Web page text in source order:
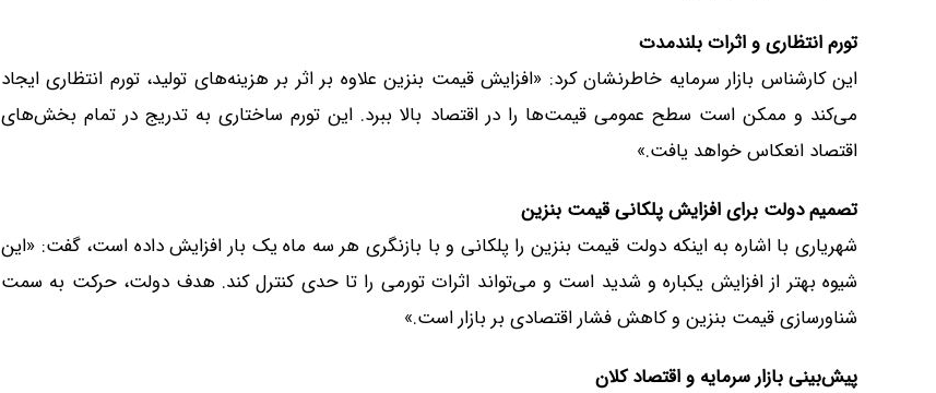
تورم انتظاری و اثرات بلندمدت
این کارشناس بازار سرمایه خاطرنشان کرد: «افزایش قیمت بنزین علاوه بر اثر بر هزینه‌های تولید، تورم انتظاری ایجاد
می‌کند و ممکن است سطح عمومی قیمت‌ها را در اقتصاد بالا ببرد. این تورم ساختاری به تدریج در تمام بخش‌های
اقتصاد انعکاس خواهد یافت.»
تصمیم دولت برای افزایش پلکانی قیمت بنزین
شهریاری با اشاره به اینکه دولت قیمت بنزین را پلکانی و با بازنگری هر سه ماه یک بار افزایش داده است، گفت: «این
شیوه بهتر از افزایش یکباره و شدید است و می‌تواند اثرات تورمی را تا حدی کنترل کند. هدف دولت، حرکت به سمت
شناورسازی قیمت بنزین و کاهش فشار اقتصادی بر بازار است.»
پیش‌بینی بازار سرمایه و اقتصاد کلان